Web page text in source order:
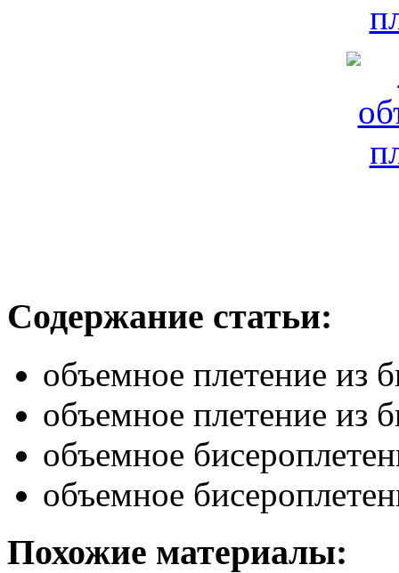
Содержание статьи:
объемное плетение из
объемное плетение из
объемное
объемное
Похожие материалы: